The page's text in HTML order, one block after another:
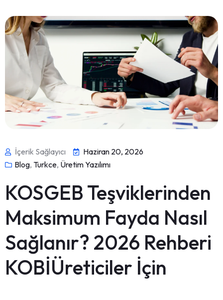
İçerik Sağlayıcı
Haziran 20, 2026
Blog, Turkce, Üretim Yazılımı
KOSGEB Teşviklerinden
Maksimum Fayda Nasıl
Sağlanır? 2026 Rehberi
KOBİÜreticiler İçin